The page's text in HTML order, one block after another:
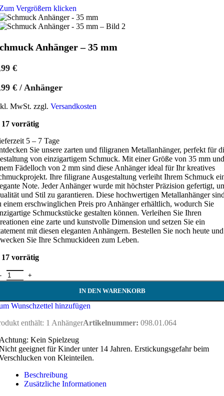
Vergrößern klicken
Anhänger – 35 mm
€
€ / Anhänger
MwSt. zzgl. Versandkosten
17 vorrätig
5 – 7 Tage
Sie unsere zarten und filigranen Metallanhänger, perfekt für
von einzigartigem Schmuck. Mit einer Größe von 35 mm und
Fädelloch von 2 mm sind diese Anhänger ideal für Ihr kreatives
Ihre filigrane Ausgestaltung verleiht Ihrem Schmuck
Note. Jeder Anhänger wurde mit höchster Präzision gefertigt,
und Stil zu garantieren. Diese hochwertigen Metallanhänger
einem erschwinglichen Preis pro Anhänger erhältlich, wodurch Sie
Schmuckstücke gestalten können. Verleihen Sie Ihren
eine zarte und kunstvolle Dimension und setzen Sie ein
mit diesen eleganten Anhängern. Bestellen Sie noch heute und
Sie Ihre Schmuckideen zum Leben.
17 vorrätig
Anhänger - 35 mm Menge
IN DEN WARENKORB
Wunschzettel hinzufügen
enthält: 1 AnhängerArtikelnummer: 098.01.064
Kein Spielzeug
geeignet für Kinder unter 14 Jahren. Erstickungsgefahr beim
von Kleinteilen.
Beschreibung
Zusätzliche Informationen